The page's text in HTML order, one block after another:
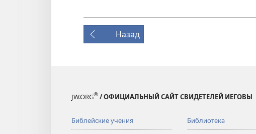
Назад
JW.ORG® / ОФИЦИАЛЬНЫЙ САЙТ СВИДЕТЕЛЕЙ ИЕГОВЫ
Библейские учения Библиотека